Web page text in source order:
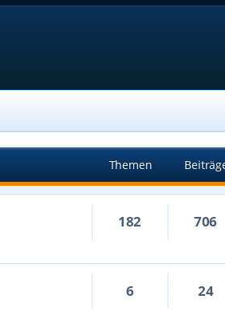
Themen
182 706
6 24